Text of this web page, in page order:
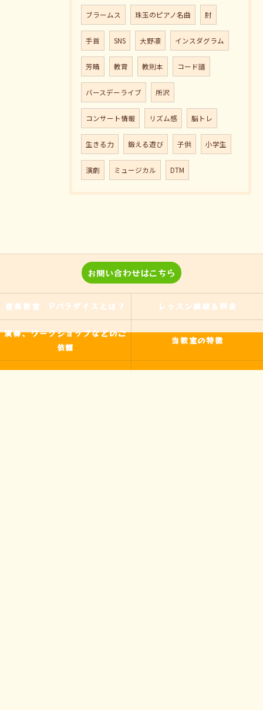
ブラームス 珠玉のピアノ名曲 肘
手首 SNS 大野凛 インスダグラム
芳晴 教育 教則本 コード譜
バースデーライブ 所沢
コンサート情報 リズム感 脳トレ
生きる力 鍛える遊び 子供 小学生
演劇 ミュージカル DTM
お問い合わせはこちら
音楽教室 Pパラダイスとは？ レッスン詳細＆料金
演奏、ワークショップなどのご
依頼
当教室の特徴